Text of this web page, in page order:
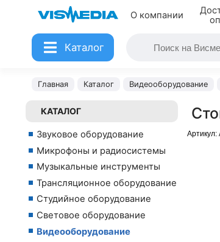
О компании
Каталог
Главная Каталог Видеооборудование
КАТАЛОГ
Звуковое оборудование
Микрофоны и радиосистемы
Музыкальные инструменты
Трансляционное оборудование
Студийное оборудование
Световое оборудование
Видеооборудование
Артикул: